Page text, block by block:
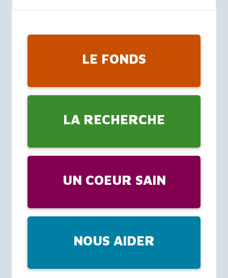
LE FONDS
LA RECHERCHE
UN COEUR SAIN
NOUS AIDER